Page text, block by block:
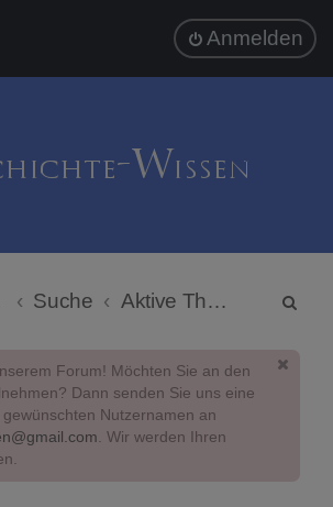
Anmelden
Suche Aktive Themen
Forum! Möchten Sie an den
Dann senden Sie uns eine
Nutzernamen an
. Wir werden Ihren